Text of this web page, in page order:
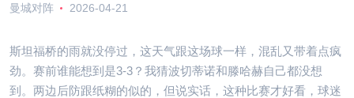
曼城对阵 2026-04-21
斯坦福桥的雨就没停过，这天气跟这场球一样，混乱又带着点疯
劲。赛前谁能想到是3-3？我猜波切蒂诺和滕哈赫自己都没想
到。两边后防跟纸糊的似的，但说实话，这种比赛才好看，球迷